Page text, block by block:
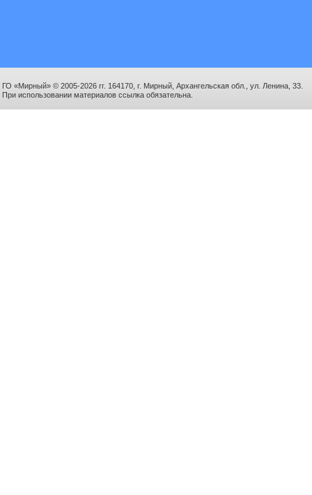
ГО «Мирный» © 2005-2026 гг. 164170, г. Мирный, Архангельская обл., ул. Ленина, 33.
При использовании материалов ссылка обязательна.